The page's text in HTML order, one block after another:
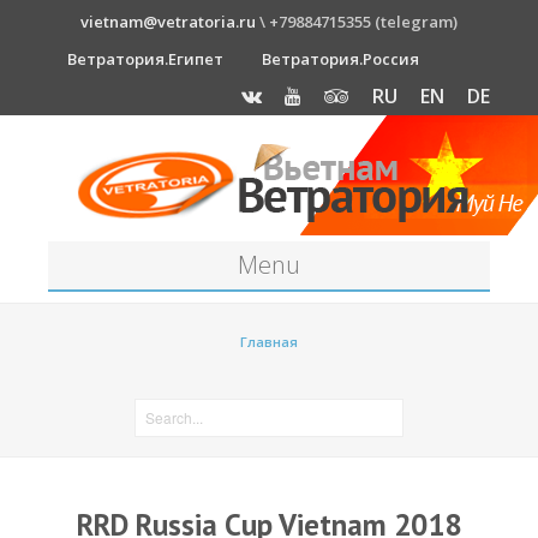
vietnam@vetratoria.ru \ +79884715355 (telegram)
Ветратория.Египет
Ветратория.Россия
RU EN DE
Menu
Главная
RRD Russia Cup Vietnam 2018